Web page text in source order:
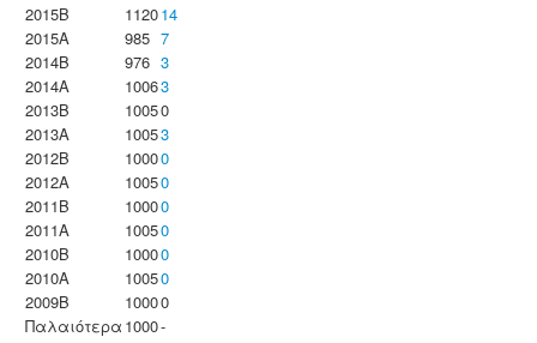
2015B
112014
2015A
985 7
2014B
976 3
2014A
10063
2013B
10050
2013A
10053
2012B
10000
2012A
10050
2011B
10000
2011A
10050
2010B
10000
2010A
10050
2009B
10000
Παλαιότερα 1000-